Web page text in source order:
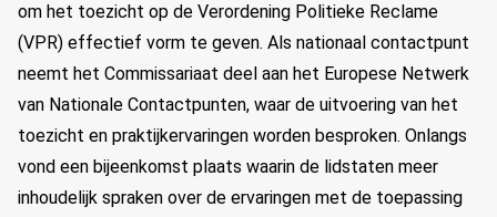
om het toezicht op de Verordening Politieke Reclame
(VPR) effectief vorm te geven. Als nationaal contactpunt
neemt het Commissariaat deel aan het Europese Netwerk
van Nationale Contactpunten, waar de uitvoering van het
toezicht en praktijkervaringen worden besproken. Onlangs
vond een bijeenkomst plaats waarin de lidstaten meer
inhoudelijk spraken over de ervaringen met de toepassing